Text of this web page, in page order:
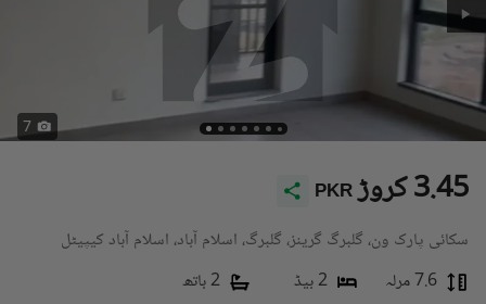
7
PKR 3.45 کروڑ
سکائی پارک ون، گلبرگ گرینز، گلبرگ، اسلام آباد، اسلام آباد کیپیٹل
7.6 مرلہ
2 بیڈ 2 باتھ